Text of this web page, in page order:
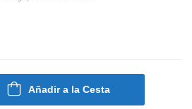
Añadir a la Cesta